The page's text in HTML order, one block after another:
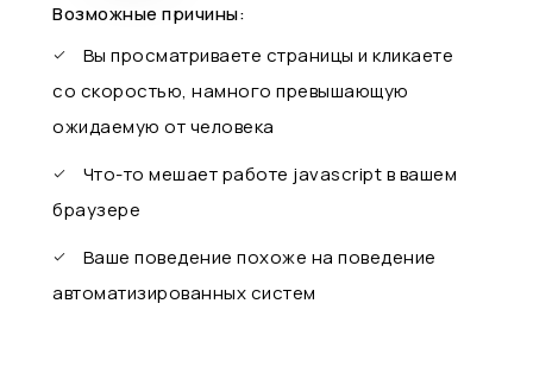
Возможные причины:
Вы просматриваете страницы и кликаете
со скоростью, намного превышающую
ожидаемую от человека
Что-то мешает работе javascript в вашем
браузере
Ваше поведение похоже на поведение
автоматизированных систем